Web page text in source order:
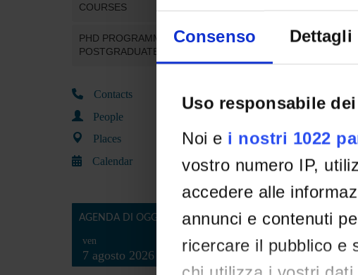
Consenso Dettagli
Uso responsabile
Noi e i nostri 1022
vostro numero IP,
accedere alle
annunci e contenuti
ricercare il pubblico e
COURSES
PHD PROGRAMMES AND
POSTGRADUATE TRAINING
Contacts
People
Places
Calendar
AGENDA DI OGGI
ven
7 agosto 2026